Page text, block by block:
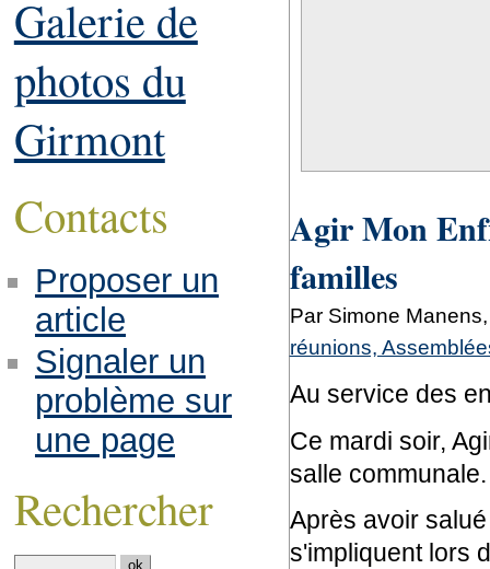
Agir Mon
familles
Par Simone
réunions,
Au service des
Ce mardi soir,
salle communale.
Après avoir
s'impliquent lors
Galerie de
photos du
Girmont
Contacts
Proposer un
article
Signaler un
problème sur
une page
Rechercher